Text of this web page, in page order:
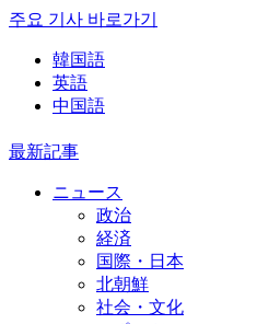
주요 기사 바로가기
韓国語
英語
中国語
最新記事
ニュース
政治
経済
国際・日本
北朝鮮
社会・文化